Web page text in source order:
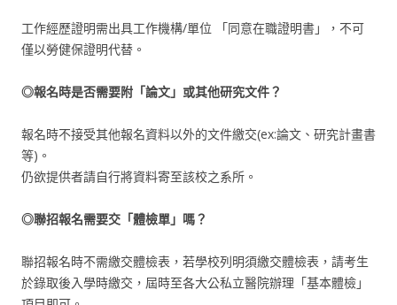
工作經歷證明需出具工作機構/單位 「同意在職證明書」，不可
僅以勞健保證明代替。
◎報名時是否需要附「論文」或其他研究文件？
報名時不接受其他報名資料以外的文件繳交(ex:論文、研究計畫書
等)。
仍欲提供者請自行將資料寄至該校之系所。
◎聯招報名需要交「體檢單」嗎？
聯招報名時不需繳交體檢表，若學校列明須繳交體檢表，請考生
於錄取後入學時繳交，屆時至各大公私立醫院辦理「基本體檢」